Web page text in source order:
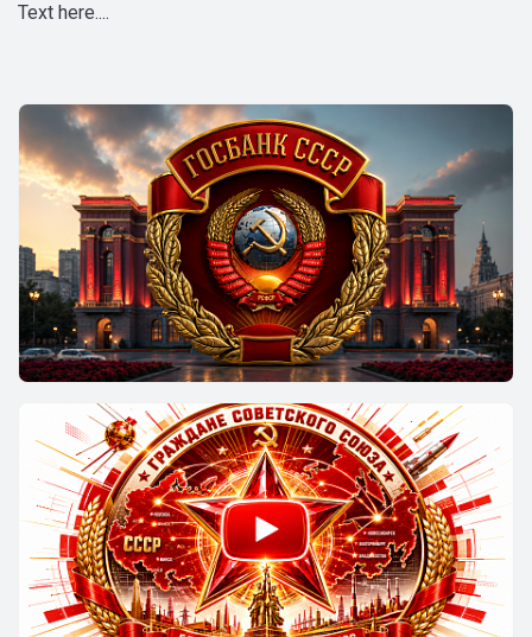
Text here....